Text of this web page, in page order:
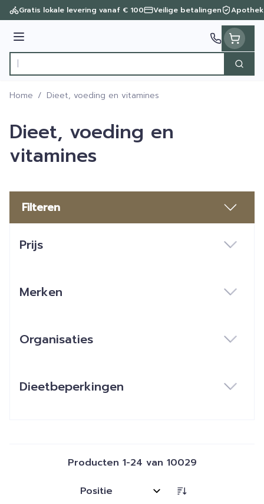
Ga naar de inhoud
Gratis lokale levering vanaf € 100 Veilige betalingen
Menu
Product, merk, categorie...
Zoek
Home / Dieet, voeding en vitamines
Dieet, voeding en
vitamines
Filteren
Prijs
Merken
Organisaties
Dieetbeperkingen
Producten 1-24 van 10029
Sorteer op: